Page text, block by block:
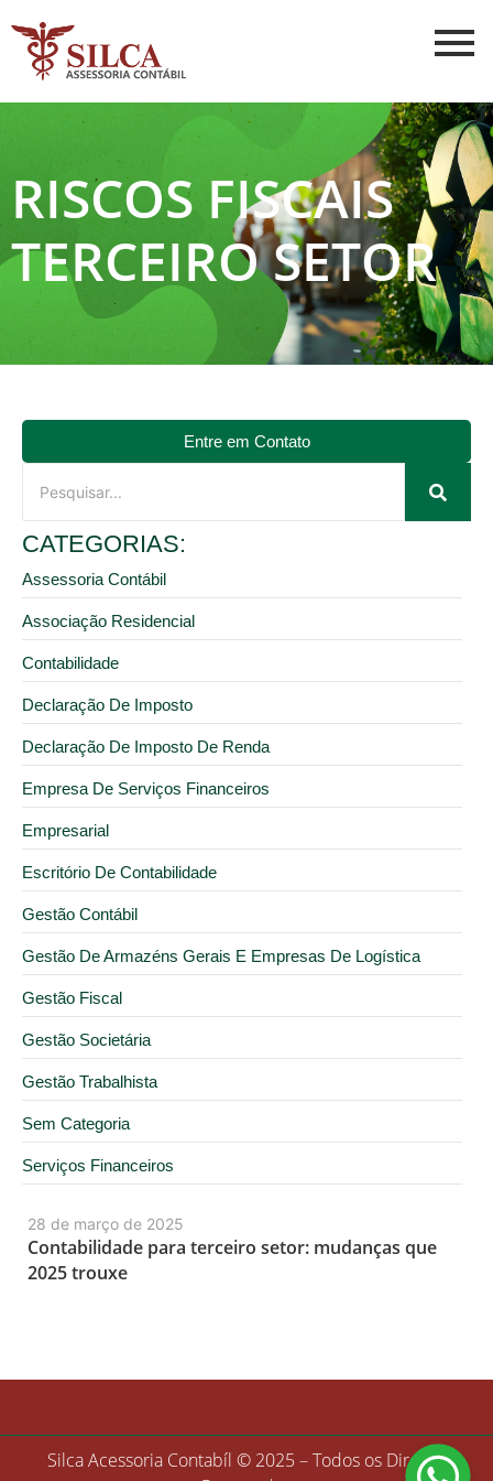
RISCOS FISCAIS
TERCEIRO SETOR
28 de março de 2025
Contabilidade para terceiro setor: mudanças que
2025 trouxe
Entre em Contato
CATEGORIAS:
Assessoria Contábil
Associação Residencial
Contabilidade
Declaração De Imposto
Declaração De Imposto De Renda
Empresa De Serviços Financeiros
Empresarial
Escritório De Contabilidade
Gestão Contábil
Gestão De Armazéns Gerais E Empresas De Logística
Gestão Fiscal
Gestão Societária
Gestão Trabalhista
Sem Categoria
Serviços Financeiros
Silca Acessoria Contabíl © 2025 – Todos os Direitos